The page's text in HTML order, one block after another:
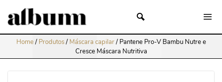
Home/ Produtos/ Máscara capilar/ Pantene Pro-V Bambu Nutre e
Cresce Máscara Nutritiva